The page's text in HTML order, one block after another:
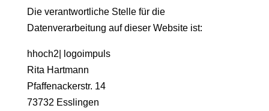
Die verantwortliche Stelle für die
Datenverarbeitung auf dieser Website ist:
hhoch2| logoimpuls
Rita Hartmann
Pfaffenackerstr. 14
73732 Esslingen